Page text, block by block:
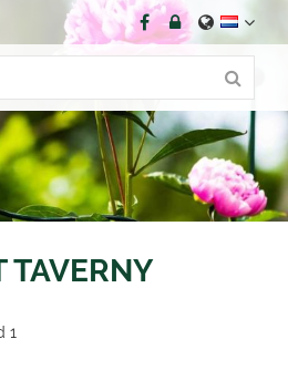
TAVERNY
1